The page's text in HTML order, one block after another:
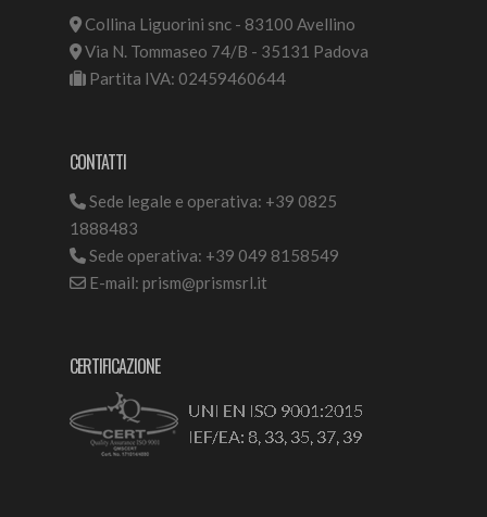
Collina Liguorini snc - 83100 Avellino
Via N. Tommaseo 74/B - 35131 Padova
Partita IVA: 02459460644
CONTATTI
Sede legale e operativa: +39 0825
1888483
Sede operativa: +39 049 8158549
E-mail: prism@prismsrl.it
CERTIFICAZIONE